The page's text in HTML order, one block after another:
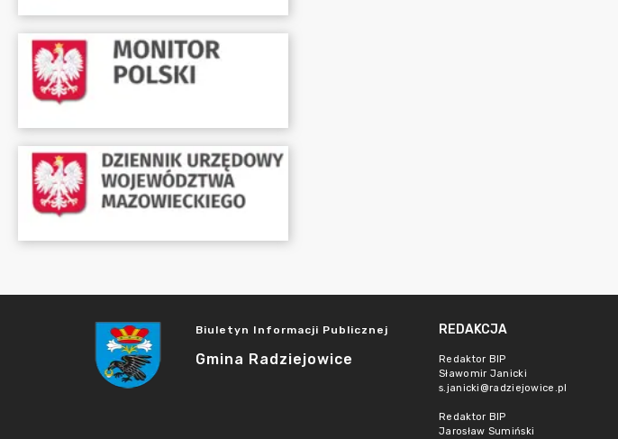
Biuletyn Informacji Publicznej
Gmina Radziejowice
REDAKCJA
Redaktor BIP
Sławomir Janicki
s.janicki@radziejowice.pl
Redaktor BIP
Jarosław Sumiński